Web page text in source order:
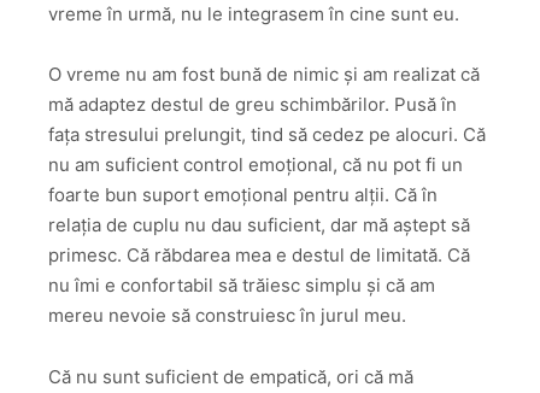
vreme în urmă, nu le integrasem în cine sunt eu.
O vreme nu am fost bună de nimic și am realizat că
mă adaptez destul de greu schimbărilor. Pusă în
fața stresului prelungit, tind să cedez pe alocuri. Că
nu am suficient control emoțional, că nu pot fi un
foarte bun suport emoțional pentru alții. Că în
relația de cuplu nu dau suficient, dar mă aștept să
primesc. Că răbdarea mea e destul de limitată. Că
nu îmi e confortabil să trăiesc simplu și că am
mereu nevoie să construiesc în jurul meu.
Că nu sunt suficient de empatică, ori că mă